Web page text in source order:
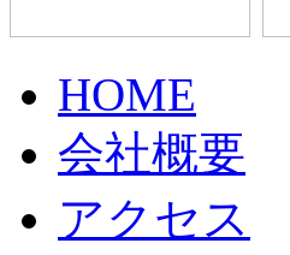
HOME
会社概要
アクセス